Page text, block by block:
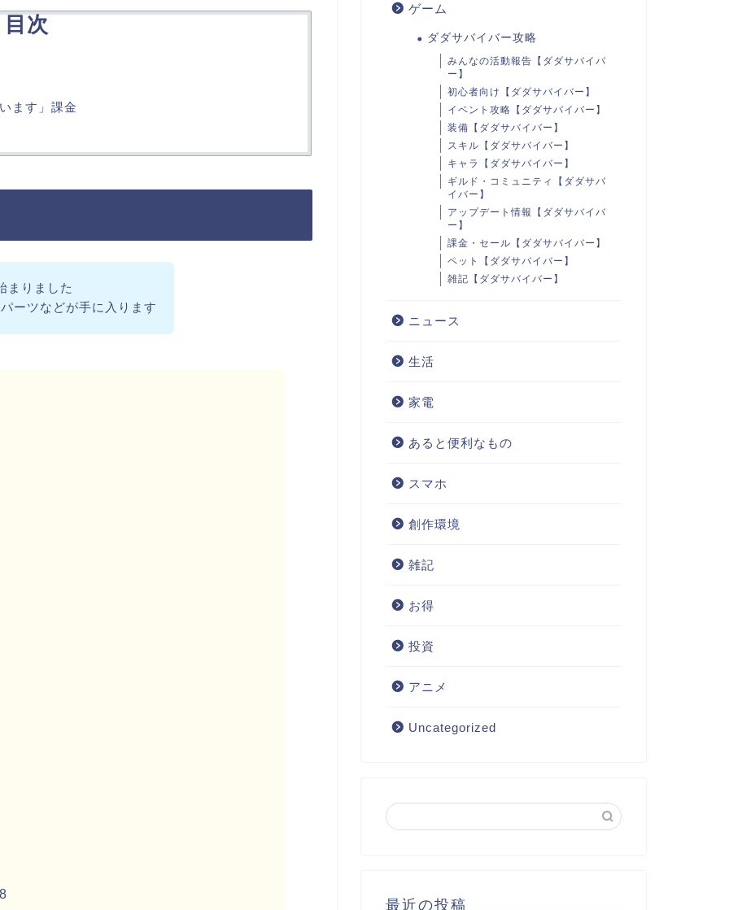
目次
ます」課金
まりました
ーツなどが手に入ります
ゲーム
ダダサバイバー攻略
みんなの活動報告【ダダサバイバ
ー】
初心者向け【ダダサバイバー】
イベント攻略【ダダサバイバー】
装備【ダダサバイバー】
スキル【ダダサバイバー】
キャラ【ダダサバイバー】
ギルド・コミュニティ【ダダサバ
イバー】
アップデート情報【ダダサバイバ
ー】
課金・セール【ダダサバイバー】
ペット【ダダサバイバー】
雑記【ダダサバイバー】
ニュース
生活
家電
あると便利なもの
スマホ
創作環境
雑記
お得
投資
アニメ
Uncategorized
最近の投稿